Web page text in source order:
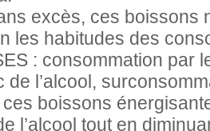
excès, ces
les habitudes des
: consommation par
de l’alcool,
ces boissons
l’alcool tout en